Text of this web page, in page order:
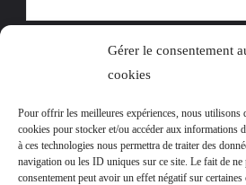
Gérer le consentement
cookies
Pour offrir les meilleures expériences, nous utilisons
cookies pour stocker et/ou accéder aux informations
à ces technologies nous permettra de traiter des
navigation ou les ID uniques sur ce site. Le fait de
consentement peut avoir un effet négatif sur
CÉCILE ROGER | L’AGENDA
MENTIONS
POLITIQUE DE